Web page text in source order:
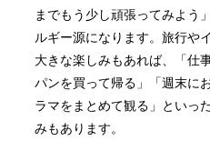
までもう少し頑張ってみよう
ルギー源になります。旅行や
大きな楽しみもあれば、「仕
パンを買って帰る」「週末に
ラマをまとめて観る」といっ
みもあります。